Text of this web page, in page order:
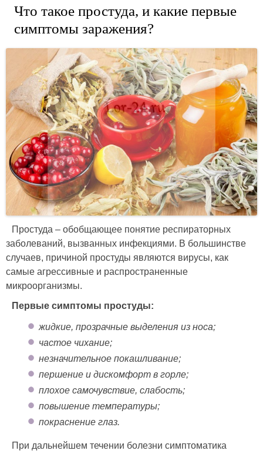
Что такое простуда, и какие первые
симптомы заражения?
Простуда – обобщающее понятие респираторных
заболеваний, вызванных инфекциями. В большинстве
случаев, причиной простуды являются вирусы, как
самые агрессивные и распространенные
микроорганизмы.
Первые симптомы простуды:
жидкие, прозрачные выделения из носа;
частое чихание;
незначительное покашливание;
першение и дискомфорт в горле;
плохое самочувствие, слабость;
повышение температуры;
покраснение глаз.
При дальнейшем течении болезни симптоматика